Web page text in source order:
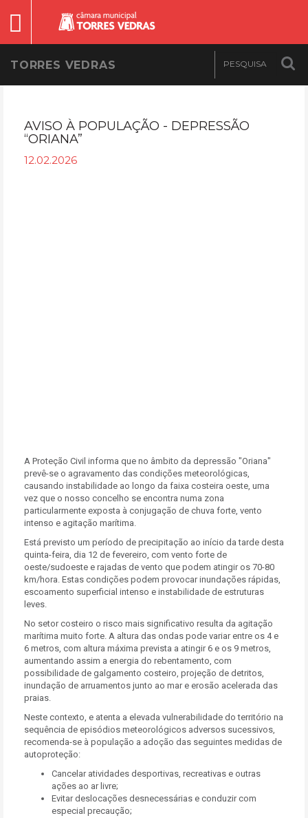
TORRES VEDRAS
AVISO À POPULAÇÃO - DEPRESSÃO
“ORIANA”
12.02.2026
A Proteção Civil informa que no âmbito da depressão "Oriana"
prevê-se o agravamento das condições meteorológicas,
causando instabilidade ao longo da faixa costeira oeste, uma
vez que o nosso concelho se encontra numa zona
particularmente exposta à conjugação de chuva forte, vento
intenso e agitação marítima.
Está previsto um período de precipitação ao início da tarde desta
quinta-feira, dia 12 de fevereiro, com vento forte de
oeste/sudoeste e rajadas de vento que podem atingir os 70-80
km/hora. Estas condições podem provocar inundações rápidas,
escoamento superficial intenso e instabilidade de estruturas
leves.
No setor costeiro o risco mais significativo resulta da agitação
marítima muito forte. A altura das ondas pode variar entre os 4 e
6 metros, com altura máxima prevista a atingir 6 e os 9 metros,
aumentando assim a energia do rebentamento, com
possibilidade de galgamento costeiro, projeção de detritos,
inundação de arruamentos junto ao mar e erosão acelerada das
praias.
Neste contexto, e atenta a elevada vulnerabilidade do território na
sequência de episódios meteorológicos adversos sucessivos,
recomenda-se à população a adoção das seguintes medidas de
autoproteção:
Cancelar atividades desportivas, recreativas e outras
ações ao ar livre;
Evitar deslocações desnecessárias e conduzir com
especial precaução;